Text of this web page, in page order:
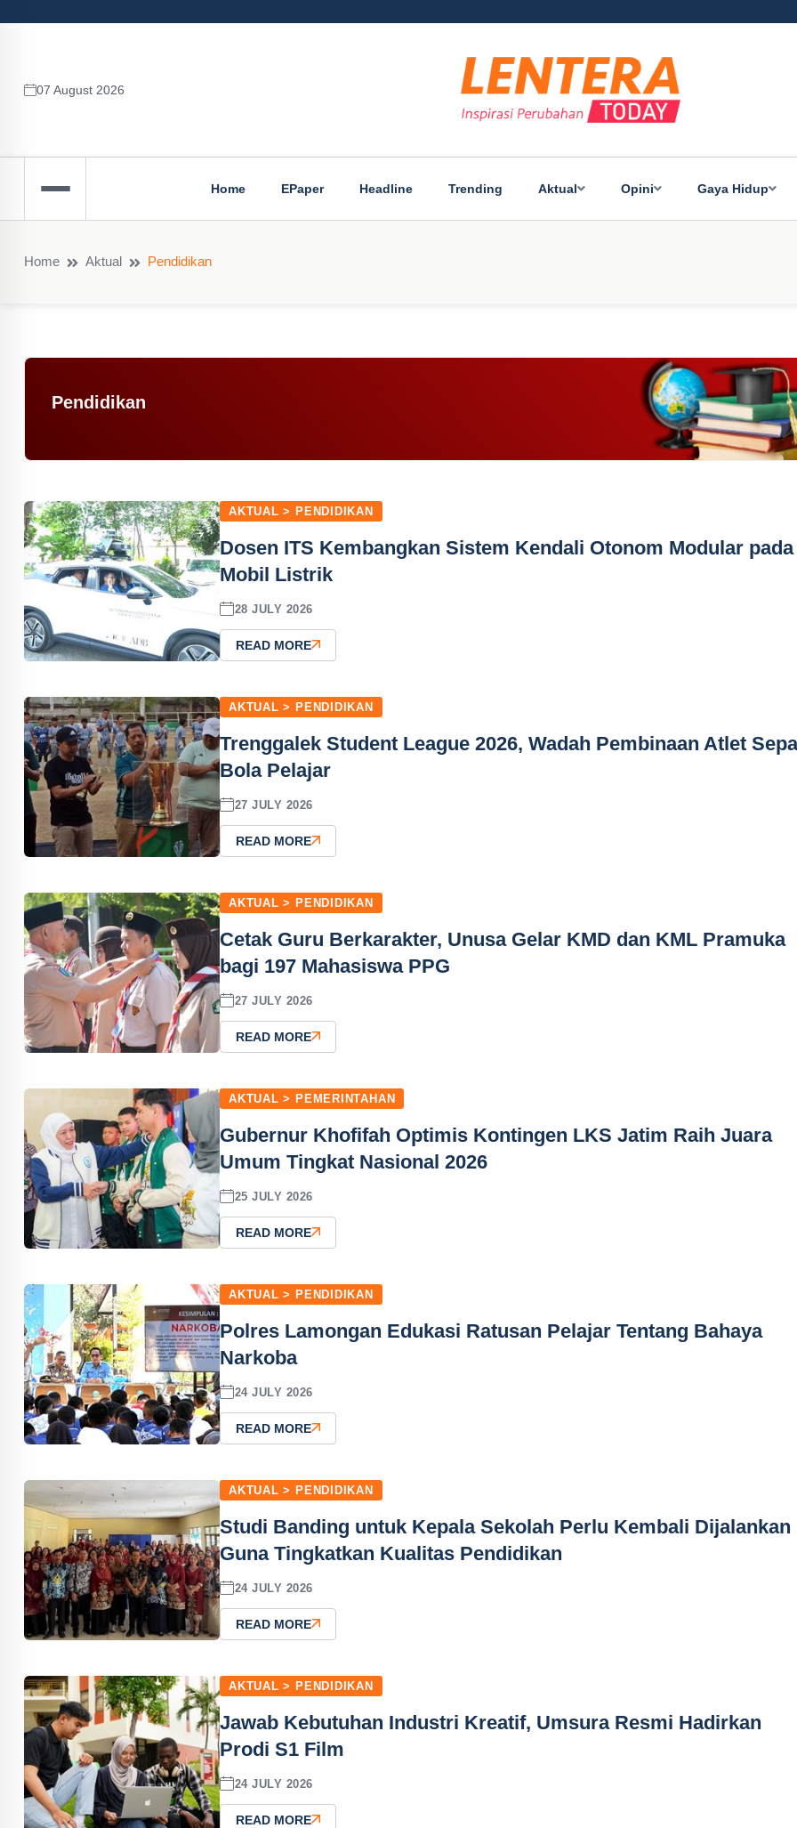
07 August 2026
Home EPaper Headline Trending Aktual Opini Gaya Hidup
Home Aktual Pendidikan
Pendidikan
AKTUAL > PENDIDIKAN
Dosen ITS Kembangkan Sistem Kendali Otonom Modular pada
Mobil Listrik
28 JULY 2026
READ MORE
AKTUAL > PENDIDIKAN
Trenggalek Student League 2026, Wadah Pembinaan Atlet
Bola Pelajar
27 JULY 2026
READ MORE
AKTUAL > PENDIDIKAN
Cetak Guru Berkarakter, Unusa Gelar KMD dan KML Pramuka
bagi 197 Mahasiswa PPG
27 JULY 2026
READ MORE
AKTUAL > PEMERINTAHAN
Gubernur Khofifah Optimis Kontingen LKS Jatim Raih Juara
Umum Tingkat Nasional 2026
25 JULY 2026
READ MORE
AKTUAL > PENDIDIKAN
Polres Lamongan Edukasi Ratusan Pelajar Tentang Bahaya
Narkoba
24 JULY 2026
READ MORE
AKTUAL > PENDIDIKAN
Studi Banding untuk Kepala Sekolah Perlu Kembali Dijalankan
Guna Tingkatkan Kualitas Pendidikan
24 JULY 2026
READ MORE
AKTUAL > PENDIDIKAN
Jawab Kebutuhan Industri Kreatif, Umsura Resmi Hadirkan
Prodi S1 Film
24 JULY 2026
READ MORE